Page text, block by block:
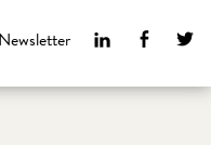
LinkedIn
Newsletter